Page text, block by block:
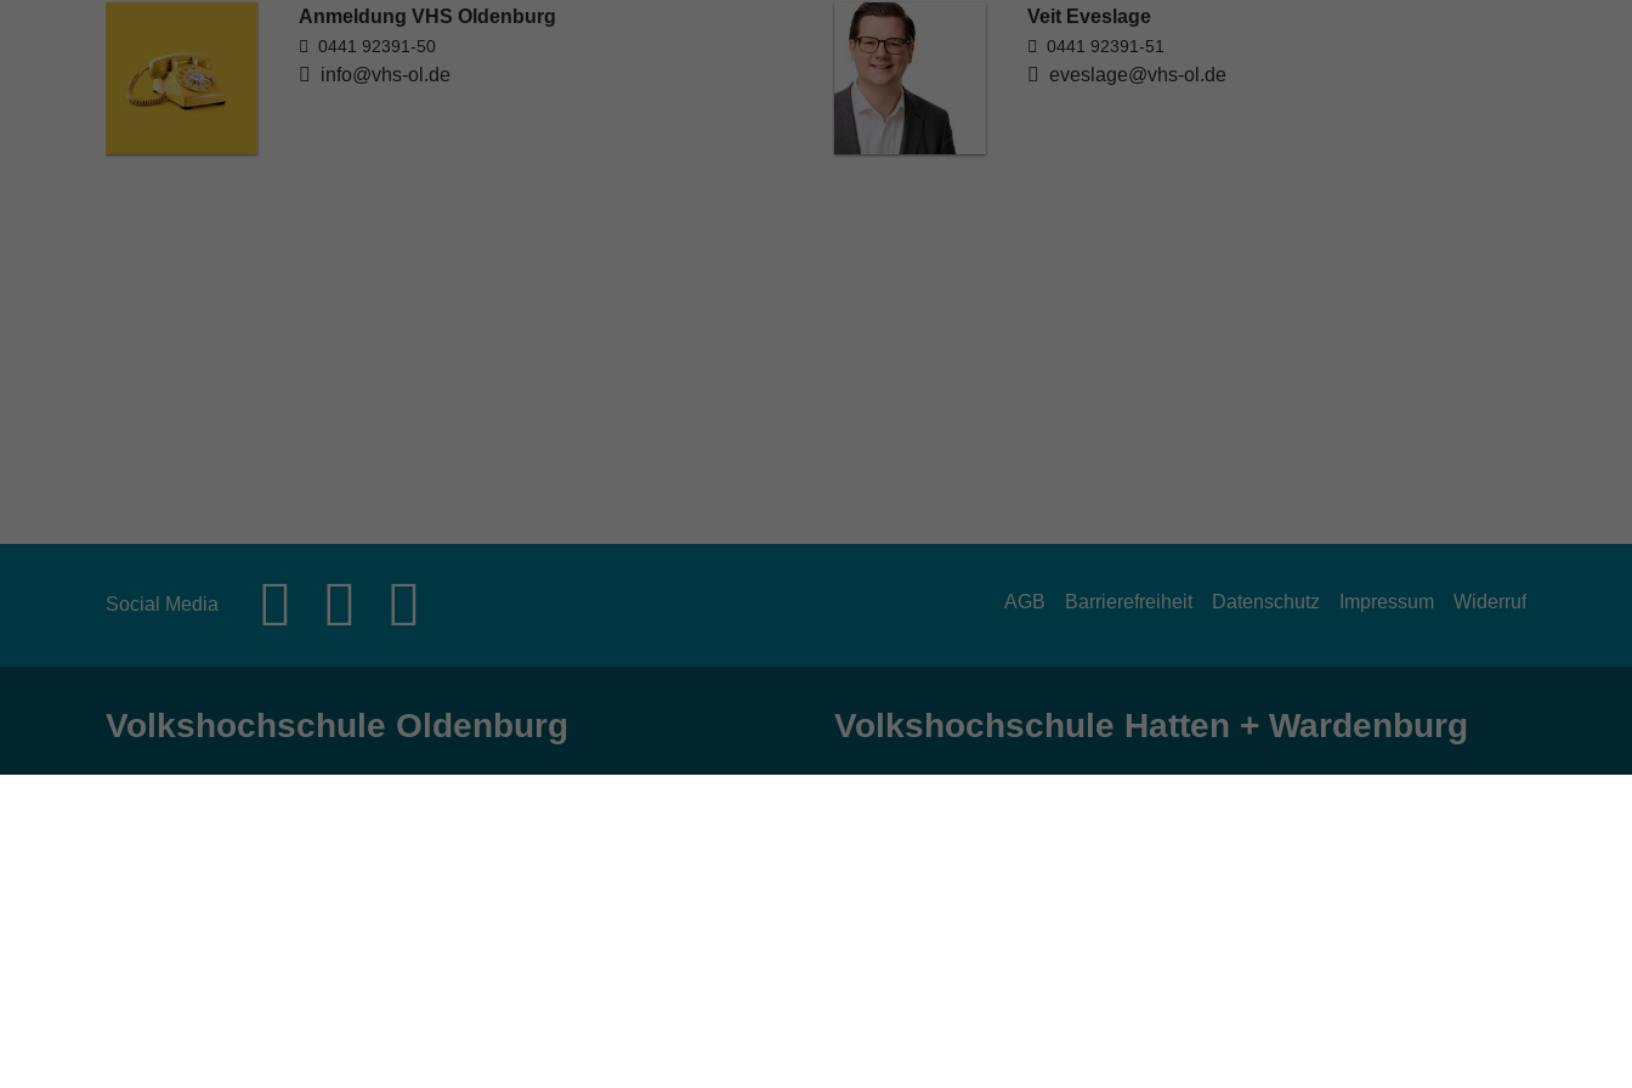
Anmeldung VHS Oldenburg
0441 92391-50
info@vhs-ol.de
Veit Eveslage
0441 92391-51
eveslage@vhs-ol.de
Social Media AGB Barrierefreiheit Datenschutz Impressum Widerruf
Volkshochschule Oldenburg Volkshochschule Hatten + Wardenburg